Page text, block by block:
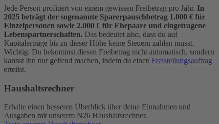
Jede Person profitiert von einem gewissen Freibetrag pro Jahr. In
2025 beträgt der sogenannte Sparerpauschbetrag 1.000 € für
Einzelpersonen sowie 2.000 € für Ehepaare und eingetragene
Lebenspartnerschaften. Das bedeutet also, dass du auf
Kapitalerträge bis zu dieser Höhe keine Steuern zahlen musst.
Wichtig: Du bekommst diesen Freibetrag nicht automatisch, sondern
kannst ihn nur geltend machen, indem du einen Freistellungsauftrag
erteilst.
Haushaltsrechner
Erhalte einen besseren Überblick über deine Einnahmen und
Ausgaben mit unserem N26 Haushaltsrechner.